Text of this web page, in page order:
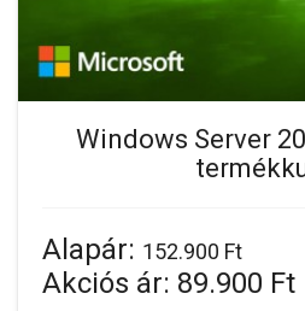
Windows Server
Alapár: 152.900 Ft
Akciós ár: 89.900 Ft